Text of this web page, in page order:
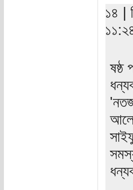
১৪ |
ষষ্ঠ